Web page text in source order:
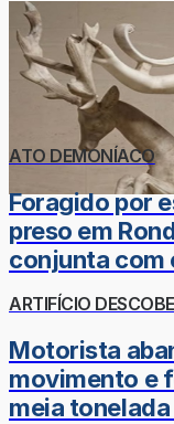
ATO DEMONÍACO
Foragido por
preso em
conjunta com
ARTIFÍCIO
Motorista
movimento e
meia